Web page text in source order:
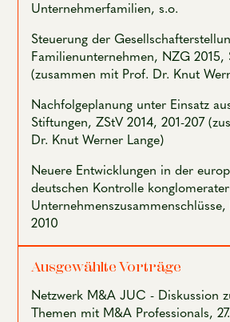
Unternehmerfamilien, s.o.
Steuerung der
Familienunternehmen, NZG 2015,
(zusammen mit Prof. Dr. Knut
Nachfolgeplanung unter Einsatz
Stiftungen, ZStV 2014, 201-207
Dr. Knut Werner Lange)
Neuere Entwicklungen in der
deutschen Kontrolle konglomerater
2010
Ausgewählte Vorträge
Netzwerk M&A JUC - Diskussion
Themen mit M&A Professionals,